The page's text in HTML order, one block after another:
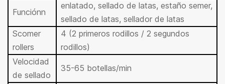
Funciónn
enlatado, sellado de latas, estaño semer,
sellado de latas, sellador de latas
Scomer
rollers
4 (2 primeros rodillos / 2 segundos
rodillos)
Velocidad
de sellado
35-65 botellas/min